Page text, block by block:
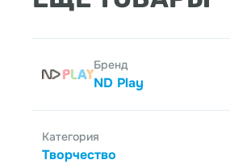
Бренд
ND Play
Категория
Творчество